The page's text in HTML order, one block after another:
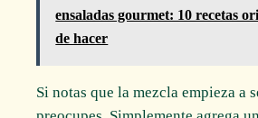
ensaladas gourmet: 10 recetas
de hacer
Si notas que la mezcla empieza a